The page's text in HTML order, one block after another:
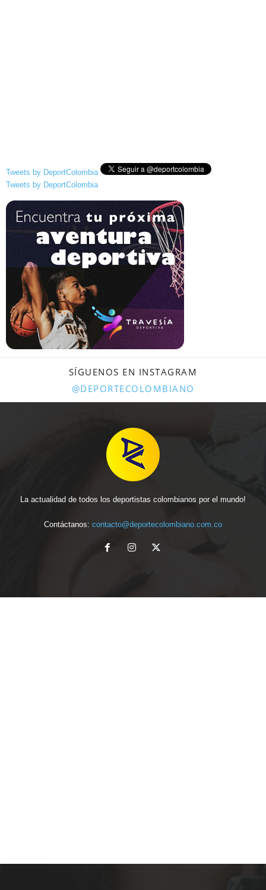
Tweets by DeportColombia
Tweets by DeportColombia
SÍGUENOS EN INSTAGRAM
@DEPORTECOLOMBIANO
La actualidad de todos los deportistas colombianos por el mundo!
Contáctanos: contacto@deportecolombiano.com.co